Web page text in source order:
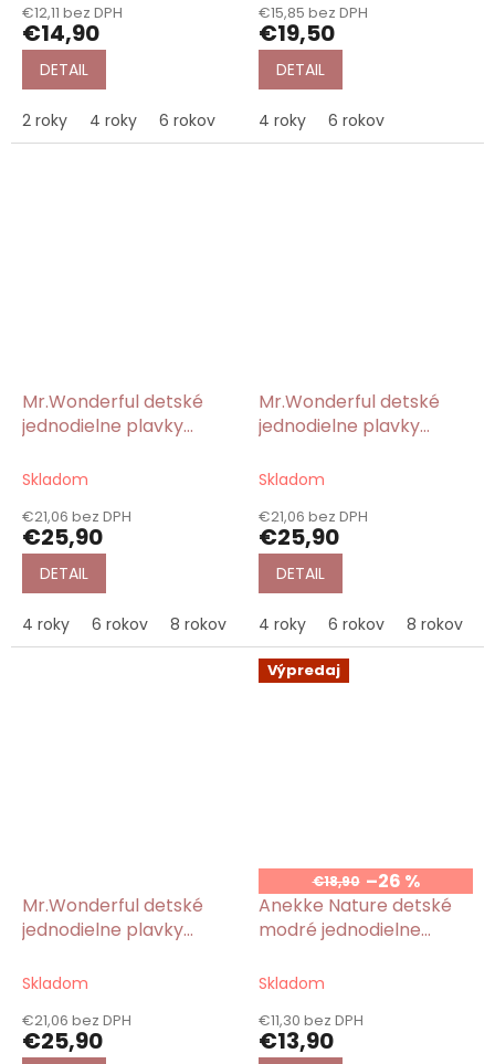
€12,11 bez DPH
€14,90
DETAIL
2 roky 4 roky 6 rokov
€15,85 bez DPH
€19,50
DETAIL
4 roky 6 rokov
Mr.Wonderful detské
jednodielne plavky
Avocado
Skladom
€21,06 bez DPH
€25,90
DETAIL
4 roky 6 rokov 8 rokov 10 rokov
Mr.Wonderful detské
jednodielne plavky
jednorožec Unicorn
Skladom
€21,06 bez DPH
€25,90
DETAIL
4 roky 6 rokov 8 rokov
Mr.Wonderful detské
jednodielne plavky
Ananas
Skladom
€21,06 bez DPH
€25,90
Výpredaj
€18,90 –26 %
Anekke Nature detské
modré jednodielne
Skladom
€11,30 bez DPH
€13,90